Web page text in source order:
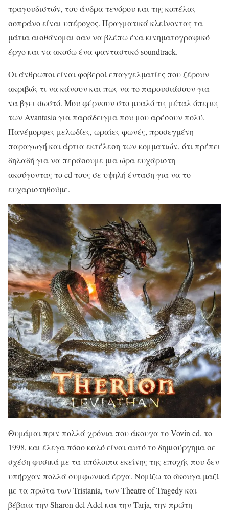
τραγουδιστών, του άνδρα τενόρου και της κοπέλας
σοπράνο είναι υπέροχος. Πραγματικά κλείνοντας τα
μάτια αισθάνομαι σαν να βλέπω ένα κινηματογραφικό
έργο και να ακούω ένα φανταστικό soundtrack.
Οι άνθρωποι είναι φοβεροί επαγγελματίες που ξέρουν
ακριβώς τι να κάνουν και πως να το παρουσιάσουν για
να βγει σωστό. Μου φέρνουν στο μυαλό τις μέταλ όπερες
των Avantasia για παράδειγμα που μου αρέσουν πολύ.
Πανέμορφες μελωδίες, ωραίες φωνές, προσεγμένη
παραγωγή και άρτια εκτέλεση των κομματιών, ότι πρέπει
δηλαδή για να περάσουμε μια ώρα ευχάριστη
ακούγοντας το cd τους σε υψηλή ένταση για να το
ευχαριστηθούμε.
Θυμάμαι πριν πολλά χρόνια που άκουγα το Vovin cd, το
1998, και έλεγα πόσο καλό είναι αυτό το δημιούργημα σε
σχέση φυσικά με τα υπόλοιπα εκείνης της εποχής που δεν
υπήρχαν πολλά συμφωνικά έργα. Νομίζω το άκουγα μαζί
με τα πρώτα των Tristania, των Theatre of Tragedy και
βέβαια την Sharon del Adel και την Tarja, την πρώτη